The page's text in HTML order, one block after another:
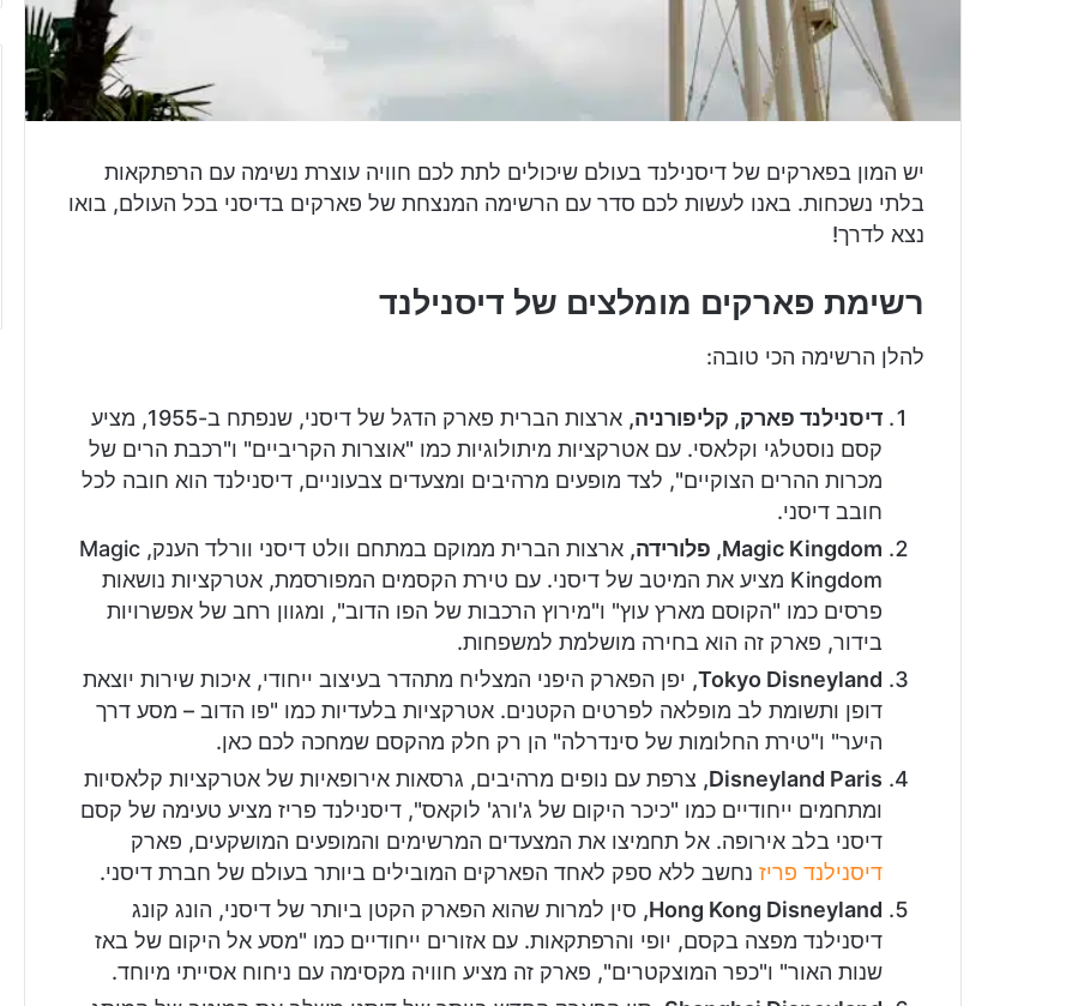
יש המון בפארקים של דיסנילנד בעולם שיכולים לתת לכם חוויה עוצרת נשימה עם הרפתקאות
בלתי נשכחות. באנו לעשות לכם סדר עם הרשימה המנצחת של פארקים בדיסני בכל העולם, בואו
נצא לדרך!
רשימת פארקים מומלצים של דיסנילנד
להלן הרשימה הכי טובה:
דיסנילנד פארק, קליפורניה,
ארצות הברית פארק הדגל של דיסני, שנפתח ב-1955, מציע
קסם נוסטלגי וקלאסי. עם אטרקציות מיתולוגיות כמו "אוצרות הקריביים" ו"רכבת הרים של
מכרות ההרים הצוקיים", לצד מופעים מרהיבים ומצעדים צבעוניים, דיסנילנד הוא חובה לכל
חובב דיסני.
Magic Kingdom, פלורידה,
ארצות הברית ממוקם במתחם וולט דיסני וורלד הענק, Magic
Kingdom מציע את המיטב של דיסני. עם טירת הקסמים המפורסמת, אטרקציות נושאות
פרסים כמו "הקוסם מארץ עוץ" ו"מירוץ הרכבות של הפו הדוב", ומגוון רחב של אפשרויות
בידור, פארק זה הוא בחירה מושלמת למשפחות.
Tokyo Disneyland, יפן הפארק היפני המצליח מתהדר בעיצוב ייחודי, איכות שירות יוצאת
דופן ותשומת לב מופלאה לפרטים הקטנים. אטרקציות בלעדיות כמו "פו הדוב – מסע דרך
היער" ו"טירת החלומות של סינדרלה" הן רק חלק מהקסם שמחכה לכם כאן.
Disneyland Paris, צרפת עם נופים מרהיבים, גרסאות אירופאיות של אטרקציות קלאסיות
ומתחמים ייחודיים כמו "כיכר היקום של ג'ורג' לוקאס", דיסנילנד פריז מציע טעימה של קסם
דיסני בלב אירופה. אל תחמיצו את המצעדים המרשימים והמופעים המושקעים, פארק
דיסנילנד פריז נחשב ללא ספק לאחד הפארקים המובילים ביותר בעולם של חברת דיסני.
Hong Kong Disneyland, סין למרות שהוא הפארק הקטן ביותר של דיסני, הונג קונג
דיסנילנד מפצה בקסם, יופי והרפתקאות. עם אזורים ייחודיים כמו "מסע אל היקום של באז
שנות האור" ו"כפר המוצקטרים", פארק זה מציע חוויה מקסימה עם ניחוח אסייתי מיוחד.